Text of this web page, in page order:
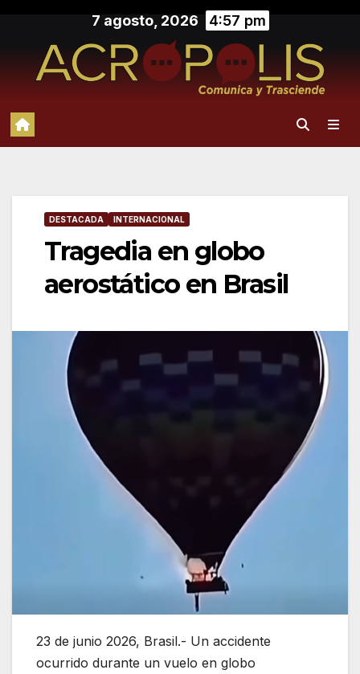
contenido
7 agosto, 2026 4:57 pm
DESTACADA INTERNACIONAL
Tragedia en globo
aerostático en Brasil
23 de junio 2026, Brasil.- Un accidente
ocurrido durante un vuelo en globo